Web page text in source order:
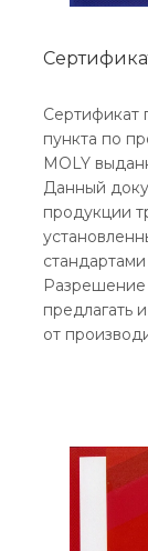
Сертификат
пункта по
MOLY
Данный
продукции
Разрешение
предлагать
от